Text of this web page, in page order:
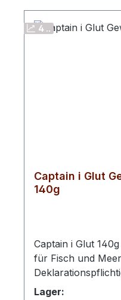
4 ..
Captain i Glut
140g
Captain i Glut
für Fisch und
LMIV:Gewürze
Lager: